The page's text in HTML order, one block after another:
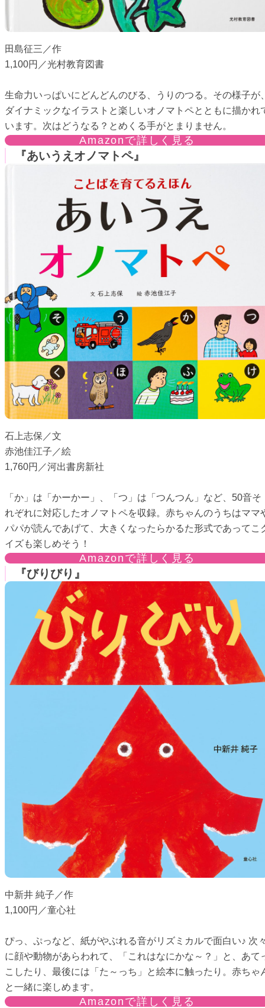
田島征三／作
1,100円／光村教育図書
生命力いっぱいにどんどんのびる、うりのつる。その様子が
ダイナミックなイラストと楽しいオノマトペとともに描かれ
います。次はどうなる？とめくる手がとまりません。
Amazonで詳しく見る
『あいうえオノマトペ』
石上志保／文
赤池佳江子／絵
1,760円／河出書房新社
「か」は「かーかー」、「つ」は「つんつん」など、50音そ
れぞれに対応したオノマトペを収録。赤ちゃんのうちはママ
パパが読んであげて、大きくなったらかるた形式であってこ
イズも楽しめそう！
Amazonで詳しく見る
『びりびり』
中新井 純子／作
1,100円／童心社
ぴっ、ぷっなど、紙がやぶれる音がリズミカルで面白い♪ 次
に顔や動物があらわれて、「これはなにかな～？」と、あて
こしたり、最後には「た～っち」と絵本に触ったり。赤ちゃ
と一緒に楽しめます。
Amazonで詳しく見る